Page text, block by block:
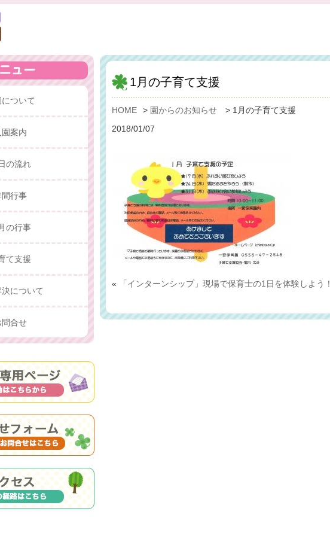
1月の子育て支援
HOME > 園からのお知らせ > 1月の子育て支援
2018/01/07
« 「インターンシップ」現場で保育士の1日を体験しよう！
について
園案内
の流れ
間行事
の行事
て支援
について
問合せ